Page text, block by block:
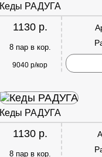
Кеды РАДУГА
1130 р.
8 пар в кор.
9040 р/кор
Кеды РАДУГА
1130 р.
8 пар в кор.